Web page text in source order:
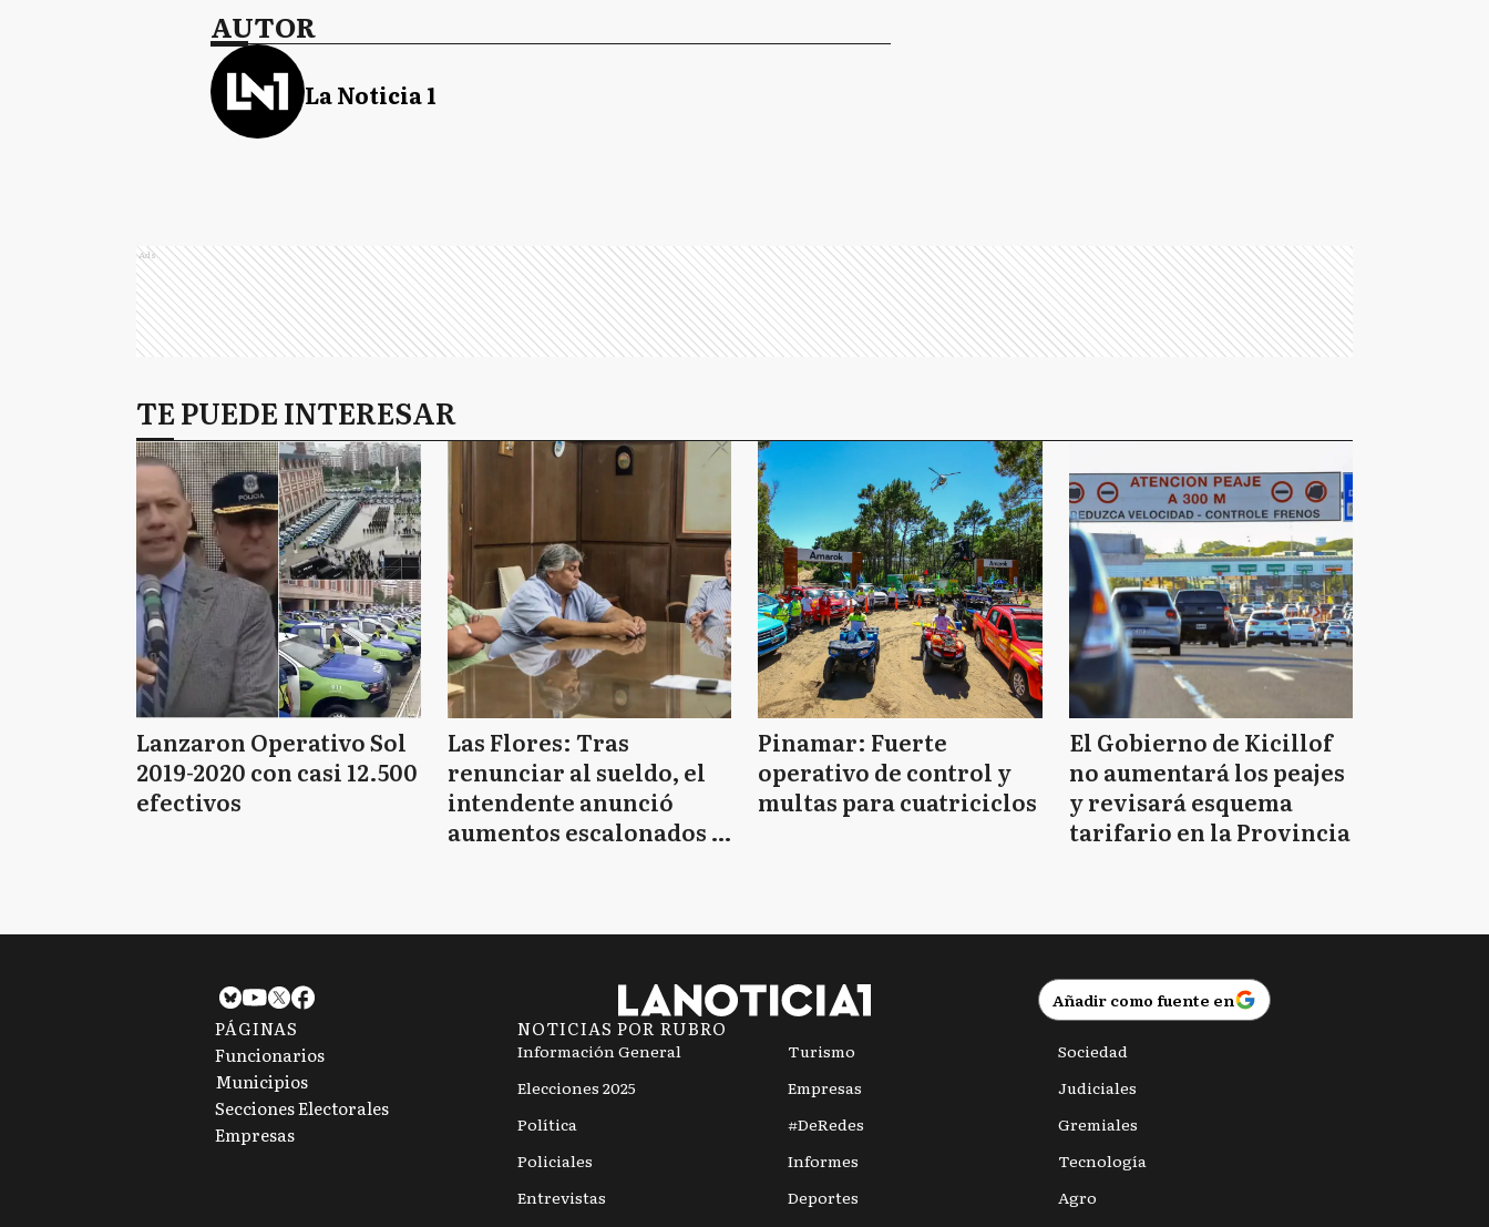
AUTOR
La Noticia 1
Ads
TE PUEDE INTERESAR
Lanzaron Operativo Sol
2019-2020 con casi 12.500
efectivos
Las Flores: Tras
renunciar al sueldo, el
intendente anunció
aumentos escalonados y
Pinamar: Fuerte
operativo de control y
multas para cuatriciclos
El Gobierno de Kicillof
no aumentará los peajes
y revisará esquema
tarifario en la Provincia
Añadir como fuente en
PÁGINAS
Funcionarios
Municipios
Secciones Electorales
Empresas
NOTICIAS POR RUBRO
Información General
Elecciones 2025
Política
Policiales
Entrevistas
Turismo
Empresas
#DeRedes
Informes
Deportes
Sociedad
Judiciales
Gremiales
Tecnología
Agro